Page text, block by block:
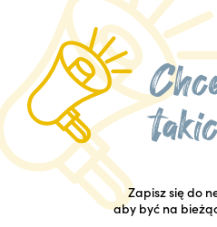
Zapisz się do
aby być na